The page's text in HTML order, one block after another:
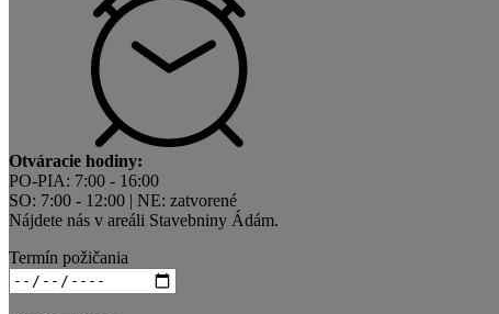
Otváracie hodiny:
PO-PIA: 7:00 - 16:00
SO: 7:00 - 12:00 | NE: zatvorené
Nájdete nás v areáli Stavebniny Ádám.
Termín požičania